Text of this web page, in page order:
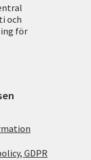
och
för
GDPR